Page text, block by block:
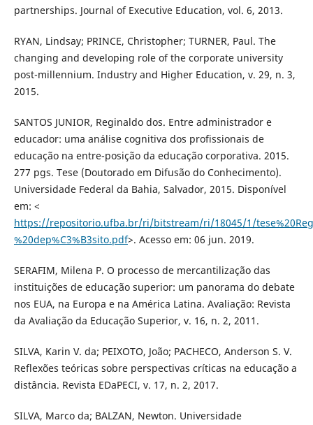
partnerships. Journal of Executive Education, vol. 6, 2013.
RYAN, Lindsay; PRINCE, Christopher; TURNER, Paul. The
changing and developing role of the corporate university
post-millennium. Industry and Higher Education, v. 29, n. 3,
2015.
SANTOS JUNIOR, Reginaldo dos. Entre administrador e
educador: uma análise cognitiva dos profissionais de
educação na entre-posição da educação corporativa. 2015.
277 pgs. Tese (Doutorado em Difusão do Conhecimento).
Universidade Federal da Bahia, Salvador, 2015. Disponível
em: <
https://repositorio.ufba.br/ri/bitstream/ri/18045/1/
%20dep%C3%B3sito.pdf>. Acesso em: 06 jun. 2019.
SERAFIM, Milena P. O processo de mercantilização das
instituições de educação superior: um panorama do debate
nos EUA, na Europa e na América Latina. Avaliação: Revista
da Avaliação da Educação Superior, v. 16, n. 2, 2011.
SILVA, Karin V. da; PEIXOTO, João; PACHECO, Anderson S. V.
Reflexões teóricas sobre perspectivas críticas na educação a
distância. Revista EDaPECI, v. 17, n. 2, 2017.
SILVA, Marco da; BALZAN, Newton. Universidade